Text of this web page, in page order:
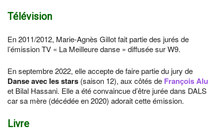
Télévision
En 2011/2012, Marie-Agnès Gillot fait partie des jurés de
l’émission TV « La Meilleure danse » diffusée sur W9.
En septembre 2022, elle accepte de faire partie du jury de
Danse avec les stars (saison 12), aux côtés de François Alu
et Bilal Hassani. Elle a été convaincue d’être jurée dans DALS
car sa mère (décédée en 2020) adorait cette émission.
Livre